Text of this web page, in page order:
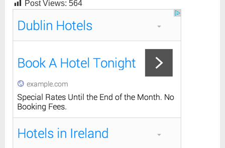
Post Views: 564